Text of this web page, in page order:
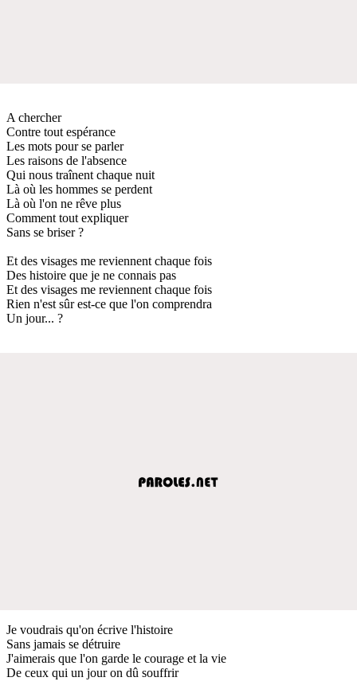
A chercher
Contre tout espérance
Les mots pour se parler
Les raisons de l'absence
Qui nous traînent chaque nuit
Là où les hommes se perdent
Là où l'on ne rêve plus
Comment tout expliquer
Sans se briser ?
Et des visages me reviennent chaque fois
Des histoire que je ne connais pas
Et des visages me reviennent chaque fois
Rien n'est sûr est-ce que l'on comprendra
Un jour... ?
Je voudrais qu'on écrive l'histoire
Sans jamais se détruire
J'aimerais que l'on garde le courage et la vie
De ceux qui un jour on dû souffrir